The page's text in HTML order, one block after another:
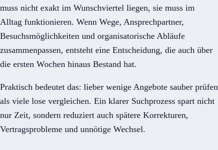
muss nicht exakt im Wunschviertel liegen, sie muss im
Alltag funktionieren. Wenn Wege, Ansprechpartner,
Besuchsmöglichkeiten und organisatorische Abläufe
zusammenpassen, entsteht eine Entscheidung, die auch über
die ersten Wochen hinaus Bestand hat.
Praktisch bedeutet das: lieber wenige Angebote sauber prüfen
als viele lose vergleichen. Ein klarer Suchprozess spart nicht
nur Zeit, sondern reduziert auch spätere Korrekturen,
Vertragsprobleme und unnötige Wechsel.